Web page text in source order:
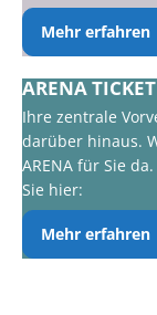
Mehr erfahren
ARENA TICKET
Ihre zentrale
darüber hinaus.
ARENA für Sie
Sie hier:
Mehr erfahren